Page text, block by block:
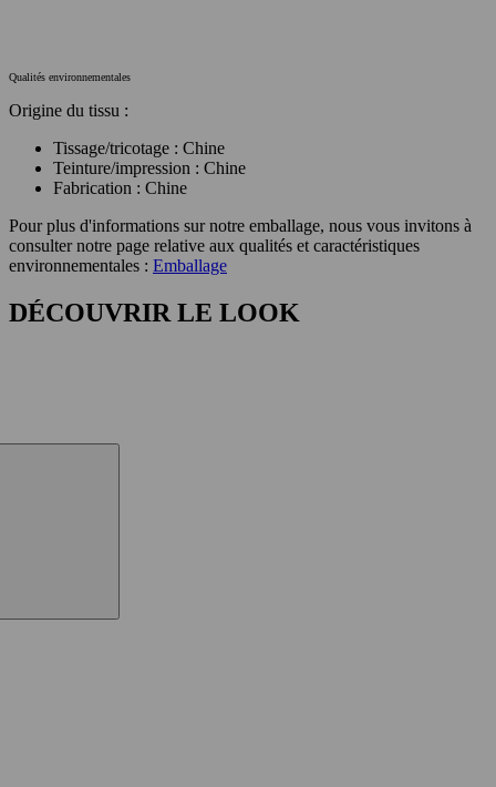
Qualités environnementales
Origine du tissu :
Tissage/tricotage : Chine
Teinture/impression : Chine
Fabrication : Chine
Pour plus d'informations sur notre emballage, nous vous invitons à
consulter notre page relative aux qualités et caractéristiques
environnementales : Emballage
DÉCOUVRIR LE LOOK